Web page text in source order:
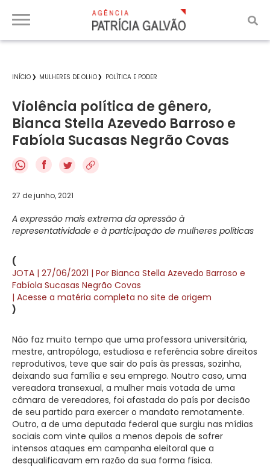
INÍCIO MULHERES DE OLHO POLÍTICA E PODER
Violência política de gênero,
Bianca Stella Azevedo Barroso e
Fabíola Sucasas Negrão Covas
f
27 de junho, 2021
A expressão mais extrema da opressão à
representatividade e à participação de mulheres políticas
(
JOTA | 27/06/2021 | Por Bianca Stella Azevedo Barroso e
Fabíola Sucasas Negrão Covas
| Acesse a matéria completa no site de origem
)
Não faz muito tempo que uma professora universitária,
mestre, antropóloga, estudiosa e referência sobre direitos
reprodutivos, teve que sair do país às pressas, sozinha,
deixando sua família e seu emprego. Noutro caso, uma
vereadora transexual, a mulher mais votada de uma
câmara de vereadores, foi afastada do país por decisão
de seu partido para exercer o mandato remotamente.
Outro, a de uma deputada federal que surgiu nas mídias
sociais com vinte quilos a menos depois de sofrer
intensos ataques em campanha eleitoral que a
desqualificavam em razão da sua forma física.